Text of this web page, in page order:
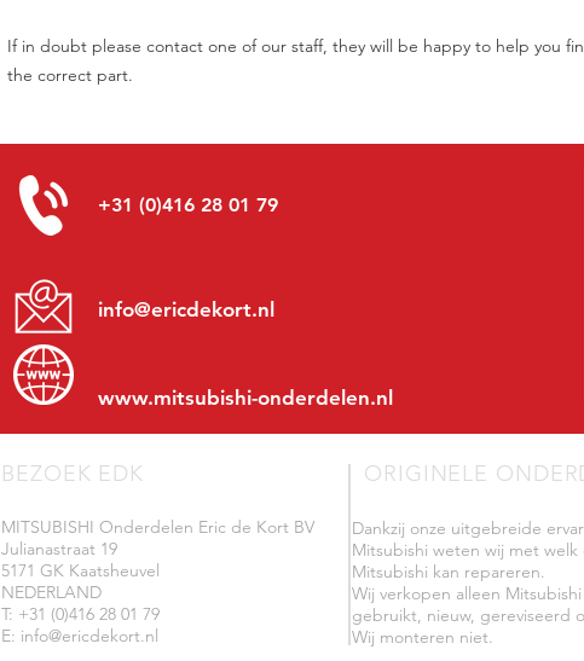
If in doubt please contact one of our staff, they will be happy to help you
the correct part.
+31 (0)416 28 01 79
info@ericdekort.nl
www.mitsubishi-onderdelen.nl
BEZOEK EDK
MITSUBISHI Onderdelen Eric de Kort BV
Julianastraat 19
5171 GK Kaatsheuvel
NEDERLAND
T: +31 (0)416 28 01 79
E: info@ericdekort.nl
ORIGINELE
Dankzij onze uitgebreide
Mitsubishi weten wij met
Mitsubishi kan repareren.
Wij verkopen alleen
gebruikt, nieuw, gereviseerd
Wij monteren niet.